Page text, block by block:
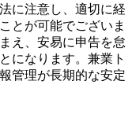
に注意し、適切に経
とが可能でございま
え、安易に申告を怠
になります。兼業ト
管理が長期的な安定